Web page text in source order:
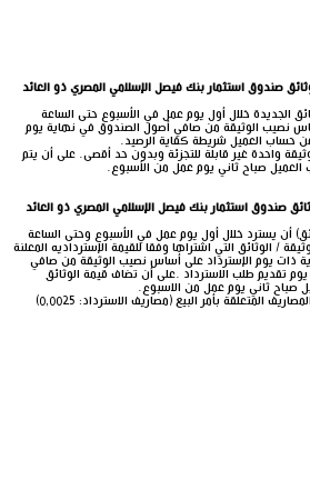
صندوق استثمار بنك فيصل الإسلامي المصري ذو العائد
الجديدة خلال أول يوم عمل في الأسبوع حتى الساعة
نصيب الوثيقة من صافي أصول الصندوق في نهاية يوم
حساب العميل شريطة كفاية الرصيد.
واحدة غير قابلة للتجزئة وبدون حد أقصى. على أن يتم
صباح ثاني يوم عمل من الأسبوع.
صندوق استثمار بنك فيصل الإسلامي المصري ذو العائد
أن يسترد خلال أول يوم عمل في الأسبوع وحتى الساعة
/ الوثائق التي اشتراها وفقا للقيمة الإسترداديه المعلنة
ذات يوم الإسترداد على أساس نصيب الوثيقة من صافي
تقديم طلب الاسترداد .على أن تضاف قيمة الوثائق
صباح ثاني يوم عمل من الاسبوع.
المتعلقة بأمر البيع (مصاريف الاسترداد: 0,0025)